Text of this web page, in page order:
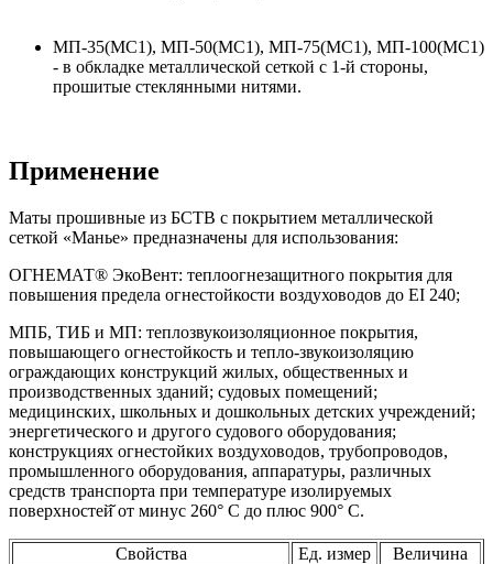
МП-35(МС1), МП-50(МС1), МП-75(МС1), МП-100(МС1)
- в обкладке металлической сеткой с 1-й стороны,
прошитые стеклянными нитями.
Применение
Маты прошивные из БСТВ с покрытием металлической
сеткой «Манье» предназначены для использования:
ОГНЕМАТ® ЭкоВент: теплоогнезащитного покрытия для
повышения предела огнестойкости воздуховодов до EI 240;
МПБ, ТИБ и МП: теплозвукоизоляционное покрытия,
повышающего огнестойкость и тепло-звукоизоляцию
ограждающих конструкций жилых, общественных и
производственных зданий; судовых помещений;
медицинских, школьных и дошкольных детских учреждений;
энергетического и другого судового оборудования;
конструкциях огнестойких воздуховодов, трубопроводов,
промышленного оборудования, аппаратуры, различных
средств транспорта при температуре изолируемых
поверхностей̆ от минус 260° С до плюс 900° С.
Свойства Ед. измер
Величина